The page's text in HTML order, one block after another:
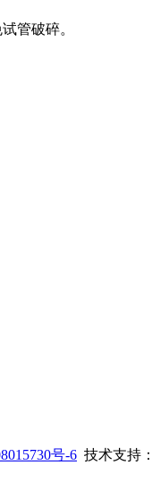
管破碎。
号-6 技术支持：